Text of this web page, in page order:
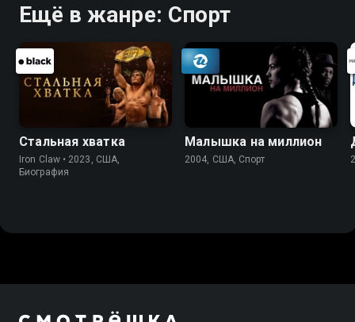
Ещё в жанре: Спорт
Стальная хватка
Iron Claw • 2023, США,
Биография
Малышка на миллион
2004, США, Спорт